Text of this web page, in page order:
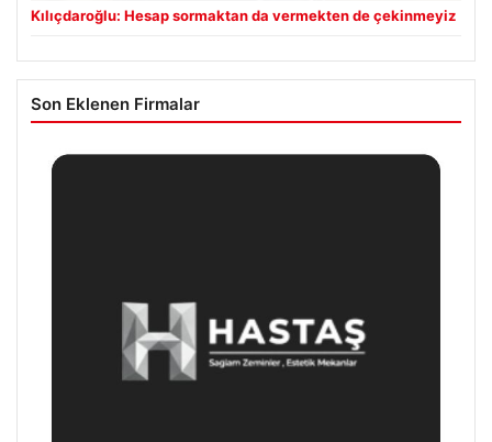
Kılıçdaroğlu: Hesap sormaktan da vermekten de çekinmeyiz
Son Eklenen Firmalar